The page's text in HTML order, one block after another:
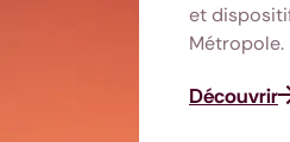
et
Métropole.
Découvrir